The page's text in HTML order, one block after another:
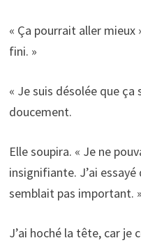
« Ça pourrait aller mieux
fini. »
« Je suis désolée que
doucement.
Elle soupira. « Je ne
insignifiante. J’ai essayé
semblait pas important. »
J’ai hoché la tête, car je